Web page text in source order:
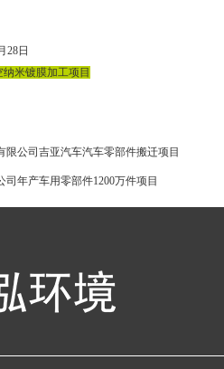
28日
纳米镀膜加工项目
限公司吉亚汽车汽车零部件搬迁项目
年产车用零部件1200万件项目